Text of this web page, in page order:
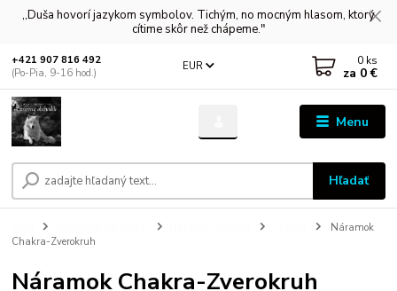
,,Duša hovorí jazykom symbolov. Tichým, no mocným hlasom, ktorý
cítime skôr než chápeme."
Menu
EUR
Hľadať
+421 907 816 492
(Po-Pia, 9-16 hod.)
0 ks
za 0 €
Náramok
Chakra-Zverokruh
Náramok Chakra-Zverokruh